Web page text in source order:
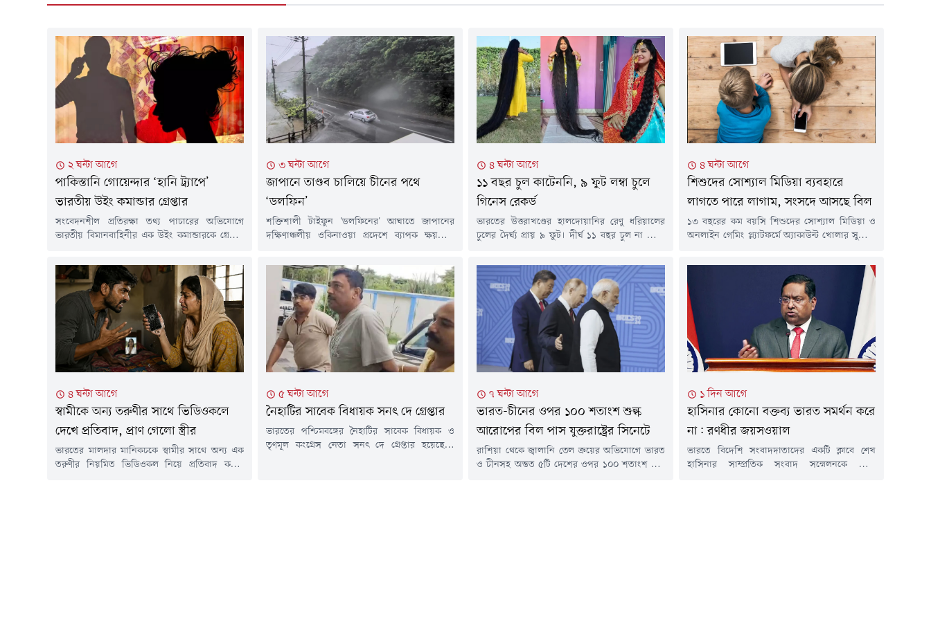
২ ঘন্টা আগে
পাকিস্তানি গোয়েন্দার ‘হানি ট্র্যাপে’
ভারতীয় উইং কমান্ডার গ্রেপ্তার
সংবেদনশীল প্রতিরক্ষা তথ্য পাচারের অভিযোগে
ভারতীয় বিমানবাহিনীর এক উইং কমান্ডারকে গ্রেপ্তার
গোয়েন্দা সংস্থার সঙ্গে যুক্ত সন্দেহভাজন এক নারীর
'হানি ট্র্যাপে' পড়ে ওই কর্মকর্তা গুরুত্বপূর্ণ সামরিক তথ্য
ও নথি ডিজিটাল মাধ্যমে পাঠিয়েছেন।ভারতীয়
সংবাদমাধ্যমের প্রতিবেদন অনুযায়ী, গত ৩০ মে ওই
কর্মকর্তাকে গ্রেপ্তার করা হয়। ভারতীয়
বিমানবাহিনীর...
৩ ঘন্টা আগে
জাপানে তাণ্ডব চালিয়ে চীনের পথে
‘ডলফিন’
শক্তিশালী টাইফুন 'ডলফিনের' আঘাতে জাপানের
দক্ষিণাঞ্চলীয় ওকিনাওয়া প্রদেশে ব্যাপক ক্ষয়ক্ষতি
হয়েছেন। বিদ্যুৎ সংযোগ বিচ্ছিন্ন হয়ে পড়েছে ৫০
হাজারের বেশি ভবনের। এদিকে চীনের পূর্ব উপকূলে
টাইফুনটির আঘাতের আশঙ্কায় বন্দর ও ফেরি চলাচল
বন্ধসহ নানা সতর্কতামূলক ব্যবস্থা নেওয়া হয়েছে।
জাপানের কর্তৃপক্ষ জানিয়েছে, ওকিনাওয়ায় পাঁচজন
বয়স্ক ব্যক্তি আহত...
৪ ঘন্টা আগে
১১ বছর চুল কাটেননি, ৯ ফুট লম্বা চুলে
গিনেস রেকর্ড
ভারতের উত্তরাখণ্ডের হালদোয়ানির রেণু ধরিয়ালের
চুলের দৈর্ঘ্য প্রায় ৯ ফুট। দীর্ঘ ১১ বছর চুল না কেটে
২৭১ দশমিক ৫০ সেন্টিমিটার, যা প্রায় ৮ ফুট ১০
ইঞ্চি। এই চুলের কারণেই গিনেস ওয়ার্ল্ড রেকর্ডসে
জায়গা করে নিয়েছেন তিনি।রেণুর রেকর্ডের বিভাগ
'লংগেস্ট হেয়ার অন আ...
৪ ঘন্টা আগে
শিশুদের সোশ্যাল মিডিয়া ব্যবহারে
লাগতে পারে লাগাম, সংসদে আসছে বিল
১৩ বছরের কম বয়সি শিশুদের সোশ্যাল মিডিয়া ও
অনলাইন গেমিং প্ল্যাটফর্মে অ্যাকাউন্ট খোলার সুযোগ
বিষয়ে একটি প্রাইভেট মেম্বার্স বিল আনার উদ্যোগ
নেওয়া হয়েছে। প্রস্তাব অনুযায়ী, অভিভাবকের যাচাই
করা সম্মতি থাকলে শিশুদের অ্যাকাউন্ট খোলার
সুযোগ রাখা হতে পারে।শুধু অ্যাকাউন্ট খোলার
বিষয়েই নয়, শিশুদের...
৪ ঘন্টা আগে
স্বামীকে অন্য তরুণীর সাথে ভিডিওকলে
দেখে প্রতিবাদ, প্রাণ গেলো স্ত্রীর
ভারতের মালদার মানিকচকে স্বামীর সাথে অন্য এক
তরুণীর নিয়মিত ভিডিওকল নিয়ে প্রতিবাদ করায়
৫ ঘন্টা আগে
নৈহাটির সাবেক বিধায়ক সনৎ দে গ্রেপ্তার
ভারতের পশ্চিমবঙ্গের নৈহাটির সাবেক বিধায়ক ও
তৃণমূল কংগ্রেস নেতা সনৎ দে গ্রেপ্তার হয়েছেন।
৭ ঘন্টা আগে
ভারত-চীনের ওপর ১০০ শতাংশ শুল্ক
আরোপের বিল পাস যুক্তরাষ্ট্রের সিনেটে
রাশিয়া থেকে জ্বালানি তেল ক্রয়ের অভিযোগে ভারত
ও চীনসহ অন্তত ৫টি দেশের ওপর ১০০ শতাংশ শুল্ক
১ দিন আগে
হাসিনার কোনো বক্তব্য ভারত সমর্থন করে
না: রণধীর জয়সওয়াল
ভারতে বিদেশি সংবাদদাতাদের একটি ক্লাবে শেখ
হাসিনার সাম্প্রতিক সংবাদ সম্মেলনকে ঘিরে